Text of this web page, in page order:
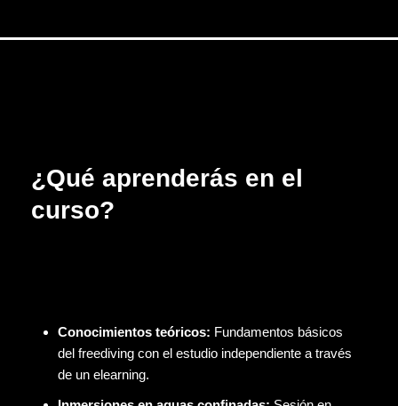
¿Qué aprenderás en el
curso?
Conocimientos teóricos: Fundamentos básicos
del freediving con el estudio independiente a través
de un elearning.